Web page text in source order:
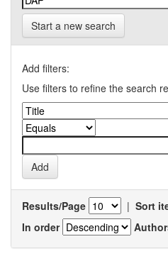
Start a new search
Add filters:
Use filters to refine the search
Results/Page | Sort
In order